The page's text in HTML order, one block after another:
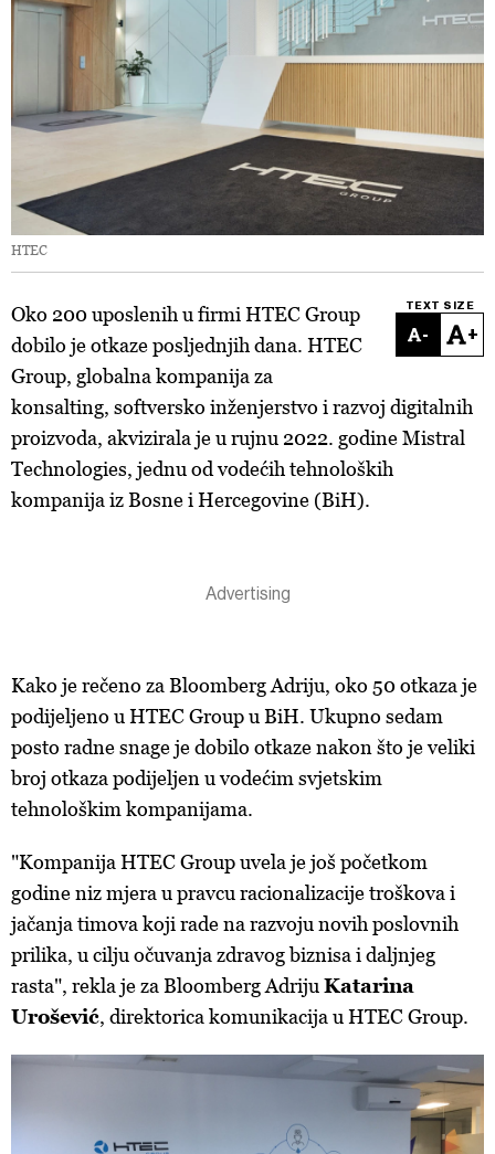
HTEC
TEXT SIZE
- +
Oko 200 uposlenih u firmi HTEC Group
dobilo je otkaze posljednjih dana. HTEC
Group, globalna kompanija za
konsalting, softversko inženjerstvo i razvoj digitalnih
proizvoda, akvizirala je u rujnu 2022. godine Mistral
Technologies, jednu od vodećih tehnoloških
kompanija iz Bosne i Hercegovine (BiH).
Kako je rečeno za Bloomberg Adriju, oko 50 otkaza je
podijeljeno u HTEC Group u BiH. Ukupno sedam
posto radne snage je dobilo otkaze nakon što je veliki
broj otkaza podijeljen u vodećim svjetskim
tehnološkim kompanijama.
"Kompanija HTEC Group uvela je još početkom
godine niz mjera u pravcu racionalizacije troškova i
jačanja timova koji rade na razvoju novih poslovnih
prilika, u cilju očuvanja zdravog biznisa i daljnjeg
rasta", rekla je za Bloomberg Adriju Katarina
Urošević, direktorica komunikacija u HTEC Group.